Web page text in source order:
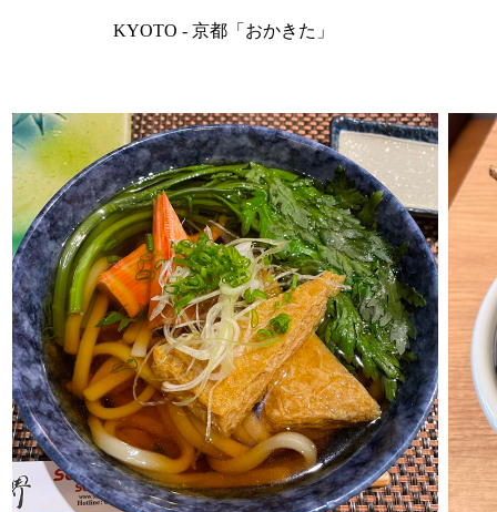
KYOTO - 京都「おかきた」